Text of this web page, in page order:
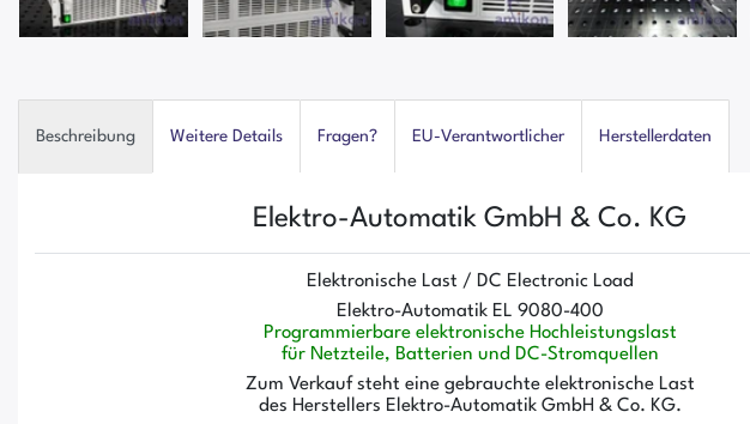
Beschreibung Weitere Details Fragen? EU-Verantwortlicher Herstellerdaten
Elektro-Automatik GmbH & Co. KG
Elektronische Last / DC Electronic Load
Elektro-Automatik EL 9080-400
Programmierbare elektronische Hochleistungslast
für Netzteile, Batterien und DC-Stromquellen
Zum Verkauf steht eine gebrauchte elektronische Last
des Herstellers Elektro-Automatik GmbH & Co. KG.